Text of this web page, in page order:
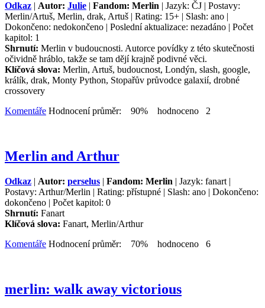
Odkaz | Autor: Julie | Fandom: Merlin | Jazyk: ČJ | Postavy:
Merlin/Artuš, Merlin, drak, Artuš | Rating: 15+ | Slash: ano |
Dokončeno: nedokončeno | Poslední aktualizace: nezadáno | Počet
kapitol: 1
Shrnutí: Merlin v budoucnosti. Autorce povídky z této skutečnosti
očividně hráblo, takže se tam dějí krajně podivné věci.
Klíčová slova: Merlin, Artuš, budoucnost, Londýn, slash, google,
králík, drak, Monty Python, Stopařův průvodce galaxií, drobné
crossovery
Komentáře Hodnocení průměr: 90% hodnoceno 2
Merlin and Arthur
Odkaz | Autor: perselus | Fandom: Merlin | Jazyk: fanart |
Postavy: Arthur/Merlin | Rating: přístupné | Slash: ano | Dokončeno:
dokončeno | Počet kapitol: 0
Shrnutí: Fanart
Klíčová slova: Fanart, Merlin/Arthur
Komentáře Hodnocení průměr: 70% hodnoceno 6
merlin: walk away victorious